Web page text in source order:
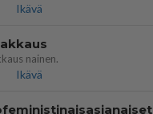
Ikävä
nainen.
Ikävä